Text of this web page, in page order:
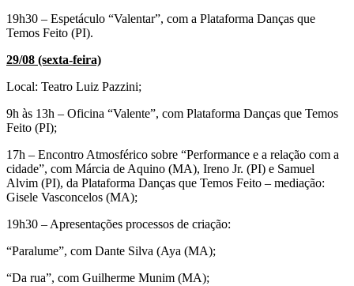
19h30 – Espetáculo “Valentar”, com a Plataforma Danças que
Temos Feito (PI).
29/08 (sexta-feira)
Local: Teatro Luiz Pazzini;
9h às 13h – Oficina “Valente”, com Plataforma Danças que Temos
Feito (PI);
17h – Encontro Atmosférico sobre “Performance e a relação com a
cidade”, com Márcia de Aquino (MA), Ireno Jr. (PI) e Samuel
Alvim (PI), da Plataforma Danças que Temos Feito – mediação:
Gisele Vasconcelos (MA);
19h30 – Apresentações processos de criação:
“Paralume”, com Dante Silva (Aya (MA);
“Da rua”, com Guilherme Munim (MA);